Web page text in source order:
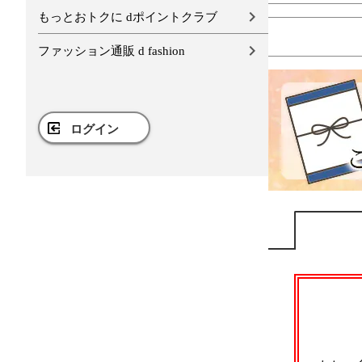
もっとおトクに dポイントクラブ
ファッション通販 d fashion
ログイン